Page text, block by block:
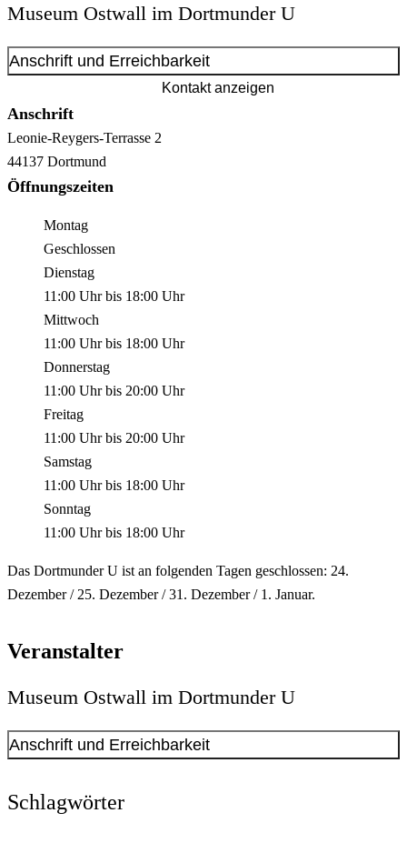
Museum Ostwall im Dortmunder U
Anschrift und Erreichbarkeit
Kontakt anzeigen
Anschrift
Leonie-Reygers-Terrasse 2
44137 Dortmund
Öffnungszeiten
Montag
Geschlossen
Dienstag
11:00 Uhrbis 18:00 Uhr
Mittwoch
11:00 Uhrbis 18:00 Uhr
Donnerstag
11:00 Uhrbis 20:00 Uhr
Freitag
11:00 Uhrbis 20:00 Uhr
Samstag
11:00 Uhrbis 18:00 Uhr
Sonntag
11:00 Uhrbis 18:00 Uhr
Das Dortmunder U ist an folgenden Tagen geschlossen: 24.
Dezember / 25. Dezember / 31. Dezember / 1. Januar.
Veranstalter
Museum Ostwall im Dortmunder U
Anschrift und Erreichbarkeit
Anschrift
Schlagwörter